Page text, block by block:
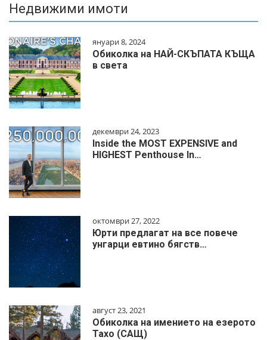
Недвижими имоти
януари 8, 2024
Обиколка на НАЙ-СКЪПАТА КЪЩА
в света
декември 24, 2023
Inside the MOST EXPENSIVE and
HIGHEST Penthouse In…
октомври 27, 2022
Юрти предлагат на все повече
унгарци евтино бягств…
август 23, 2021
Обиколка на имението на езерото
Тахо (САЩ)